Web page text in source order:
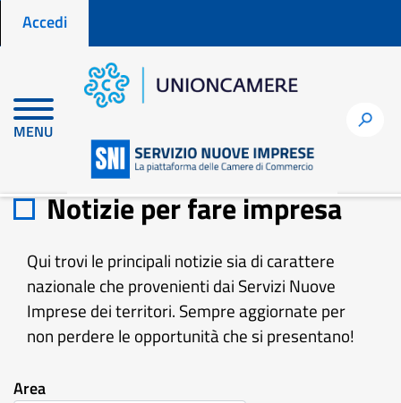
principale
Menu profilo utente
Accedi
MENU
h
Home Notizie per fare impresa
Notizie per fare impresa
Qui trovi le principali notizie sia di carattere
nazionale che provenienti dai Servizi Nuove
Imprese dei territori. Sempre aggiornate per
non perdere le opportunità che si presentano!
Area